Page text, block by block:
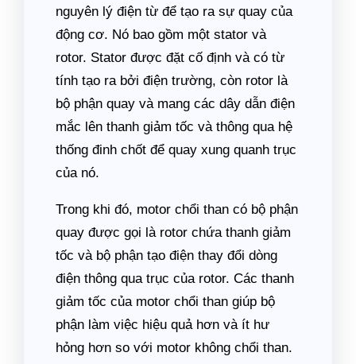
nguyên lý điện từ để tạo ra sự quay của
động cơ. Nó bao gồm một stator và
rotor. Stator được đặt cố định và có từ
tính tạo ra bởi điện trường, còn rotor là
bộ phận quay và mang các dây dẫn điện
mắc lên thanh giảm tốc và thông qua hệ
thống đinh chốt để quay xung quanh trục
của nó.
Trong khi đó, motor chổi than có bộ phận
quay được gọi là rotor chứa thanh giảm
tốc và bộ phận tạo điện thay đổi dòng
điện thông qua trục của rotor. Các thanh
giảm tốc của motor chổi than giúp bộ
phận làm việc hiệu quả hơn và ít hư
hỏng hơn so với motor không chổi than.